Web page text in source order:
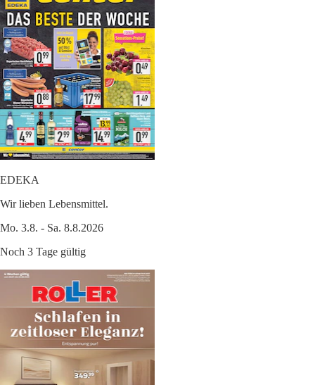
EDEKA
Wir lieben Lebensmittel.
Mo. 3.8. - Sa. 8.8.2026
Noch 3 Tage gültig